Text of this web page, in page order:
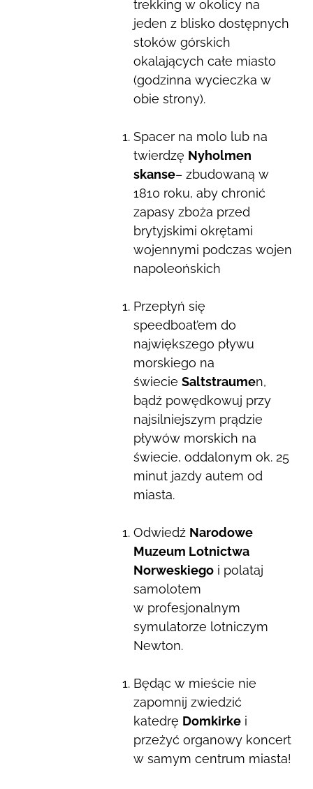
trekking w okolicy na
jeden z blisko dostępnych
stoków górskich
okalających całe miasto
(godzinna wycieczka w
obie strony).
Spacer na molo lub na
twierdzę Nyholmen
skanse– zbudowaną w
1810 roku, aby chronić
zapasy zboża przed
brytyjskimi okrętami
wojennymi podczas wojen
napoleońskich
Przepłyń się
speedboat’em do
największego pływu
morskiego na
świecie Saltstraumen,
bądź powędkowuj przy
najsilniejszym prądzie
pływów morskich na
świecie, oddalonym ok. 25
minut jazdy autem od
miasta.
Odwiedź Narodowe
Muzeum Lotnictwa
Norweskiego i polataj
samolotem
w profesjonalnym
symulatorze lotniczym
Newton.
Będąc w mieście nie
zapomnij zwiedzić
katedrę Domkirke i
przeżyć organowy koncert
w samym centrum miasta!